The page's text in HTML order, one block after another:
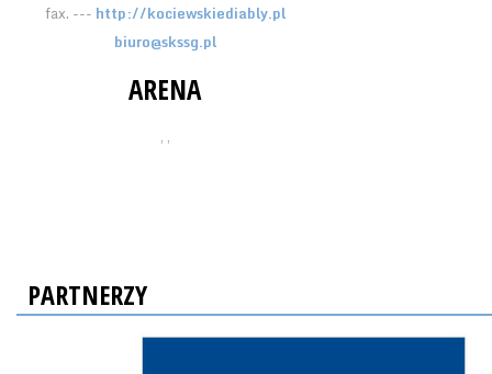
fax. --- http://kociewskiediably.pl
biuro@skssg.pl
ARENA
, ,
PARTNERZY